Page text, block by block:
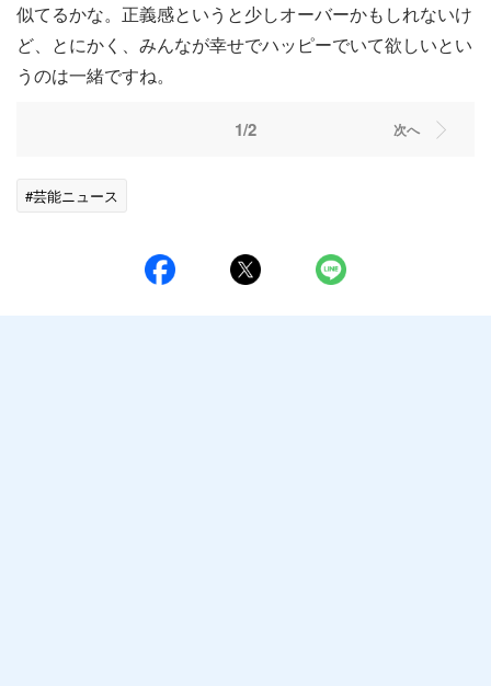
似てるかな。正義感というと少しオーバーかもしれないけ
ど、とにかく、みんなが幸せでハッピーでいて欲しいとい
うのは一緒ですね。
1/2 次へ
#芸能ニュース